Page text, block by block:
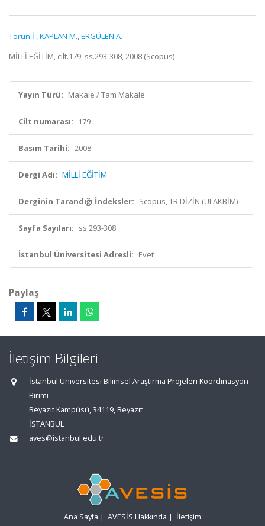
Torun İ.,KAPLAN M.,ERGÜLEN A.
MİLLİ EĞİTİM, cilt.179, ss.293-308, 2008 (Scopus)
Yayın Türü: Makale / Tam Makale
Cilt numarası: 179
Basım Tarihi: 2008
Dergi Adı: MİLLİ EĞİTİM
Derginin Tarandığı İndeksler: Scopus, TR DİZİN (ULAKBİM)
Sayfa Sayıları: ss.293-308
İstanbul Üniversitesi Adresli: Evet
Paylaş
İletişim Bilgileri
İstanbul Üniversitesi Bilimsel Araştırma Projeleri Koordinasyon
Birimi
Beyazıt Kampüsü, 34119, Beyazıt
İSTANBUL
aves@istanbul.edu.tr
Ana Sayfa | AVESİS Hakkında | İletişim